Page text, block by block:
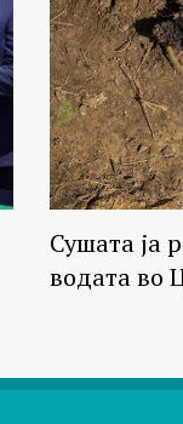
Сушата ја
водата во